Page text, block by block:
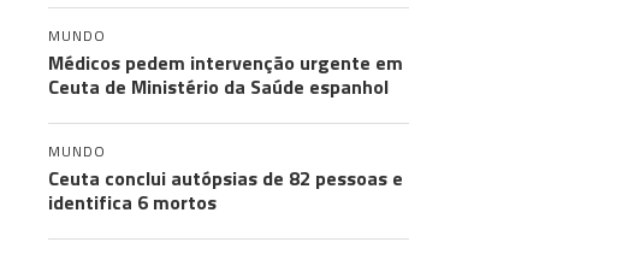
MUNDO
Médicos pedem intervenção urgente em
Ceuta de Ministério da Saúde espanhol
MUNDO
Ceuta conclui autópsias de 82 pessoas e
identifica 6 mortos